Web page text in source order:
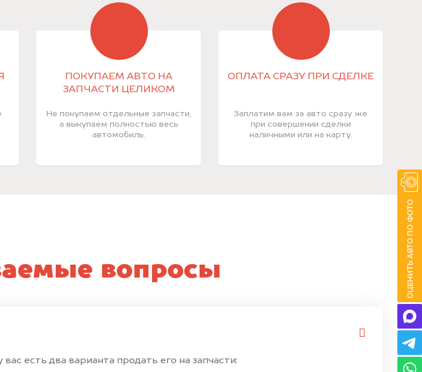
ПОКУПАЕМ АВТО НА
ЗАПЧАСТИ ЦЕЛИКОМ
Не покупаем отдельные запчасти,
а выкупаем полностью весь
автомобиль.
ОПЛАТА СРАЗУ ПРИ СДЕЛКЕ
Заплатим вам за авто сразу же
при совершении сделки
наличными или на карту.
вопросы
есть два варианта продать его на запчасти: